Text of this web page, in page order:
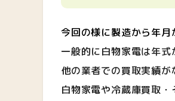
今回の様に製造から年
一般的に白物家電は年
他の業者での買取実績
白物家電や冷蔵庫買取・